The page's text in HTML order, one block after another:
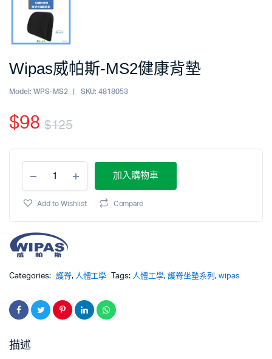
Wipas威帕斯-MS2健康背墊
Model: WPS-MS2 SKU: 4818053
$125
$98
加入購物車
Add to Wishlist Compare
Categories: 護脊, 人體工學 Tags: 人體工學,護脊坐墊系列 , wipas
描述